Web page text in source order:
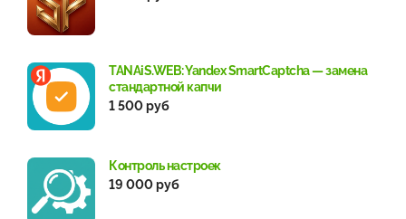
TANAiS.WEB: Yandex SmartCaptcha — замена
стандартной капчи
1 500 руб
Контроль настроек
19 000 руб